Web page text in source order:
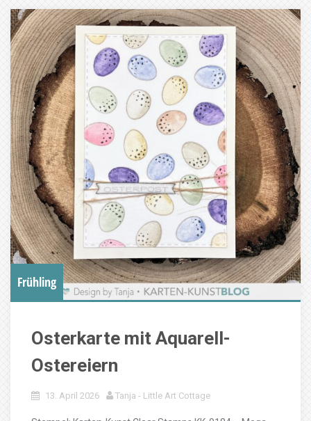
Frühling
Osterkarte mit Aquarell-
Ostereiern
13. April 2026 Tanja - Little Art Cottage